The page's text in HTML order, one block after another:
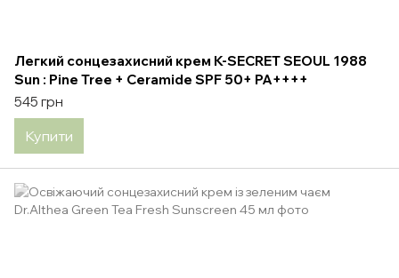
Легкий сонцезахисний крем K-SECRET SEOUL 1988
Sun : Pine Tree + Ceramide SPF 50+ PA++++
545 грн
Купити